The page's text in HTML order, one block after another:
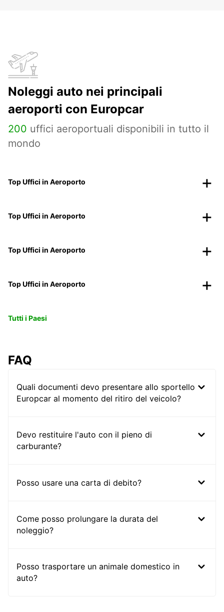
Noleggi auto nei principali
aeroporti con Europcar
200 uffici aeroportuali disponibili in tutto il
mondo
Top Uffici in Aeroporto
Top Uffici in Aeroporto
Top Uffici in Aeroporto
Top Uffici in Aeroporto
Tutti i Paesi
FAQ
Quali documenti devo presentare allo sportello
Europcar al momento del ritiro del veicolo?
Devo restituire l'auto con il pieno di
carburante?
Posso usare una carta di debito?
Come posso prolungare la durata del
noleggio?
Posso trasportare un animale domestico in
auto?